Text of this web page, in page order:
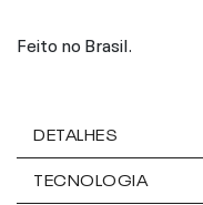
Feito no Brasil.
DETALHES
TECNOLOGIA